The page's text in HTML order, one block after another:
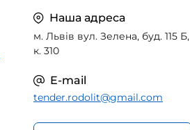
Наша адреса
м. Львів вул. Зелена, буд. 115 Б,
к. 310
E-mail
tender.rodolit@gmail.com